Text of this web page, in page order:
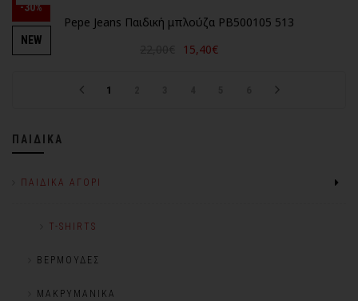
-30%
NEW
Pepe Jeans Παιδική μπλούζα PB500105 513
15,40€
1
ΠΑΙΔΙΚΆ
ΠΑΙΔΙΚΆ ΑΓΌΡΙ
T-SHIRTS
ΒΕΡΜΟΎΔΕΣ
ΜΑΚΡΥΜΆΝΙΚΑ